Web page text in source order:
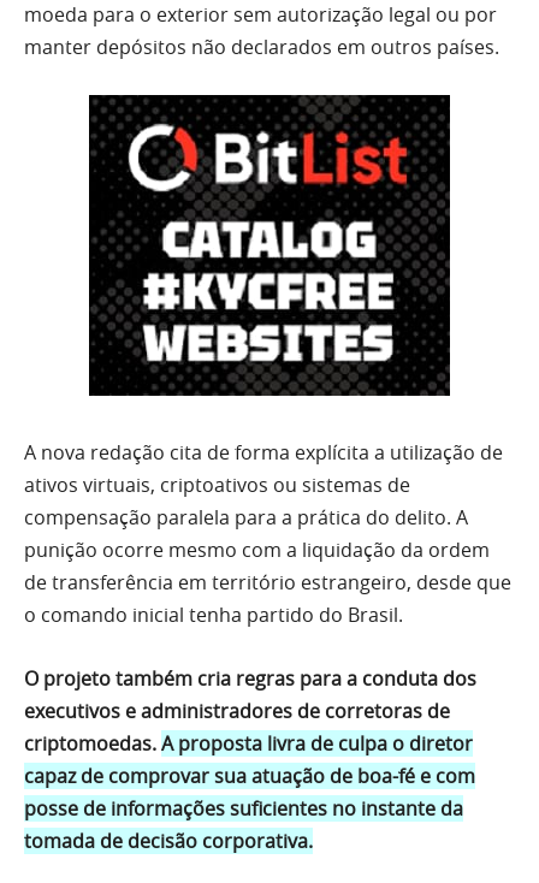
moeda para o exterior sem autorização legal ou por
manter depósitos não declarados em outros países.
A nova redação cita de forma explícita a utilização de
ativos virtuais, criptoativos ou sistemas de
compensação paralela para a prática do delito. A
punição ocorre mesmo com a liquidação da ordem
de transferência em território estrangeiro, desde que
o comando inicial tenha partido do Brasil.
O projeto também cria regras para a conduta dos
executivos e administradores de corretoras de
criptomoedas.A proposta livra de culpa o diretor
capaz de comprovar sua atuação de boa-fé e com
posse de informações suficientes no instante da
tomada de decisão corporativa.